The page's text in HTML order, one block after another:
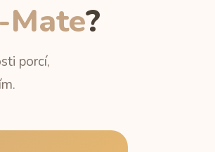
Mate?
porcí,